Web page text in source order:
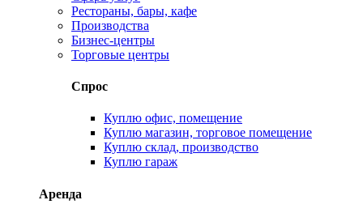
Рестораны, бары, кафе
Производства
Бизнес-центры
Торговые центры
Спрос
Куплю офис, помещение
Куплю магазин, торговое помещение
Куплю склад, производство
Куплю гараж
Аренда